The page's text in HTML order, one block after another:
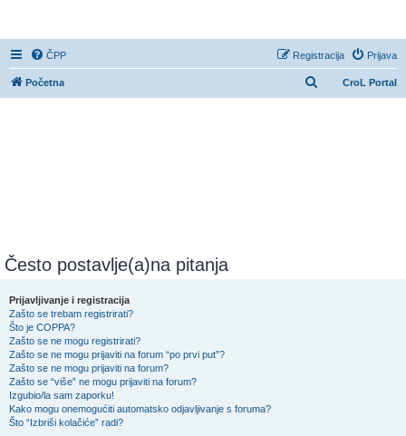
ČPP Prijava
Registracija
CroL Portal
Početna
Često postavlje(a)na pitanja
Prijavljivanje i registracija
Zašto se trebam registrirati?
Što je COPPA?
Zašto se ne mogu registrirati?
Zašto se ne mogu prijaviti na forum “po prvi put”?
Zašto se ne mogu prijaviti na forum?
Zašto se “više” ne mogu prijaviti na forum?
Izgubio/la sam zaporku!
Kako mogu onemogućiti automatsko odjavljivanje s foruma?
Što “Izbriši kolačiće” radi?